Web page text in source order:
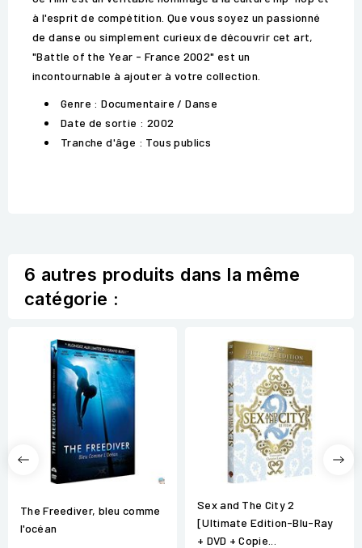
à l'esprit de compétition. Que vous soyez un passionné
de danse ou simplement curieux de découvrir cet art,
"Battle of the Year - France 2002" est un
incontournable à ajouter à votre collection.
Genre : Documentaire / Danse
Date de sortie : 2002
Tranche d'âge : Tous publics
6 autres produits dans la même
catégorie :
The Freediver, bleu comme
l'océan
Sex and The City 2
[Ultimate Edition-Blu-Ray
+ DVD + Copie...